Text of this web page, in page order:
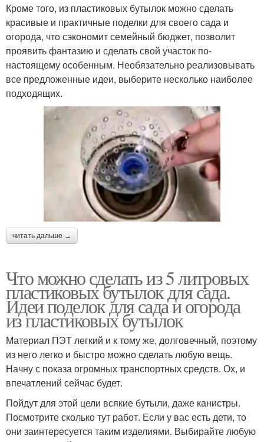
Кроме того, из пластиковых бутылок можно сделать
красивые и практичные поделки для своего сада и
огорода, что сэкономит семейный бюджет, позволит
проявить фантазию и сделать свой участок по-
настоящему особенным. Необязательно реализовывать
все предложенные идеи, выберите несколько наиболее
подходящих.
читать дальше →
Что можно сделать из 5 литровых
пластиковых бутылок для сада.
Идеи поделок для сада и огорода
из пластиковых бутылок
Материал ПЭТ легкий и к тому же, долговечный, поэтому
из него легко и быстро можно сделать любую вещь.
Начну с показа огромных транспортных средств. Ох, и
впечатлений сейчас будет.
Пойдут для этой цели всякие бутыли, даже канистры.
Посмотрите сколько тут работ. Если у вас есть дети, то
они заинтересуется таким изделиями. Выбирайте любую